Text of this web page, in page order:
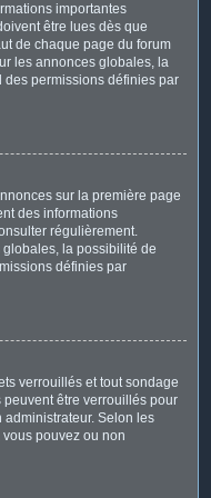
importantes
être lues dès que
de chaque page du forum
les annonces globales, la
permissions définies par
sur la première page
des informations
régulièrement.
la possibilité de
définies par
verrouillés et tout sondage
peuvent être verrouillés pour
Selon les
pouvez ou non